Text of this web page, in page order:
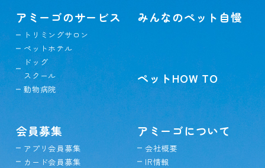
アミーゴのサービス
トリミングサロン
ペットホテル
ドッグ
スクール
動物病院
みんなのペット自慢
ペットHOW TO
会員募集
アプリ会員募集
カード会員募集
アミーゴについて
会社概要
IR情報